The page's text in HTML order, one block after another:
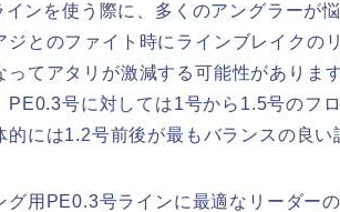
ンを使う際に、多くのアングラーが
ジとのファイト時にラインブレイクの
ってアタリが激減する可能性がありま
PE0.3号に対しては1号から1.5号のフ
には1.2号前後が最もバランスの良い
グ用PE0.3号ラインに最適なリーダー